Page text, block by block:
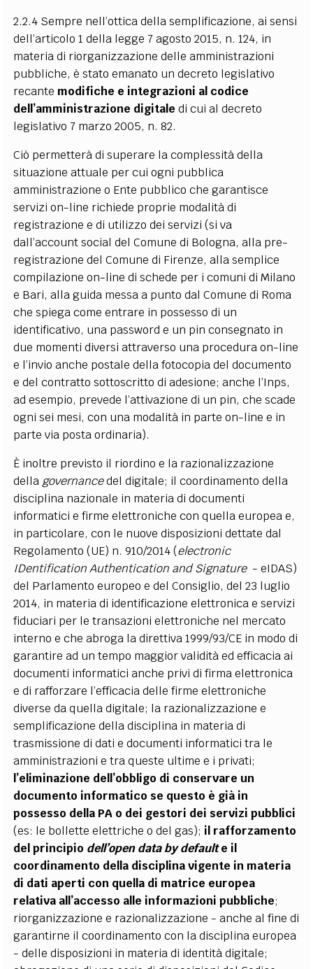
2.2.4 Sempre nell’ottica della semplificazione, ai sensi
dell’articolo 1 della legge 7 agosto 2015, n. 124, in
materia di riorganizzazione delle amministrazioni
pubbliche, è stato emanato un decreto legislativo
recante modifiche e integrazioni al codice
dell’amministrazione digitale di cui al decreto
legislativo 7 marzo 2005, n. 82.
Ciò permetterà di superare la complessità della
situazione attuale per cui ogni pubblica
amministrazione o Ente pubblico che garantisce
servizi on-line richiede proprie modalità di
registrazione e di utilizzo dei servizi (si va
dall’account social del Comune di Bologna, alla pre-
registrazione del Comune di Firenze, alla semplice
compilazione on-line di schede per i comuni di Milano
e Bari, alla guida messa a punto dal Comune di Roma
che spiega come entrare in possesso di un
identificativo, una password e un pin consegnato in
due momenti diversi attraverso una procedura on-line
e l’invio anche postale della fotocopia del documento
e del contratto sottoscritto di adesione; anche l’Inps,
ad esempio, prevede l’attivazione di un pin, che scade
ogni sei mesi, con una modalità in parte on-line e in
parte via posta ordinaria).
È inoltre previsto il riordino e la razionalizzazione
della governancedel digitale; il coordinamento della
disciplina nazionale in materia di documenti
informatici e firme elettroniche con quella europea e,
in particolare, con le nuove disposizioni dettate dal
Regolamento (UE) n. 910/2014 (electronic
IDentification Authentication and Signature­ - eIDAS)
del Parlamento europeo e del Consiglio, del 23 luglio
2014, in materia di identificazione elettronica e servizi
fiduciari per le transazioni elettroniche nel mercato
interno e che abroga la direttiva 1999/93/CE in modo di
garantire ad un tempo maggior validità ed efficacia ai
documenti informatici anche privi di firma elettronica
e di rafforzare l’efficacia delle firme elettroniche
diverse da quella digitale; la razionalizzazione e
semplificazione della disciplina in materia di
trasmissione di dati e documenti informatici tra le
amministrazioni e tra queste ultime e i privati;
l’eliminazione dell’obbligo di conservare un
documento informatico se questo è già in
possesso della PA o dei gestori dei servizi pubblici
(es: le bollette elettriche o del gas); il rafforzamento
del principio dell’open data by defaulte il
coordinamento della disciplina vigente in materia
di dati aperti con quella di matrice europea
relativa all’accesso alle informazioni pubbliche;
riorganizzazione e razionalizzazione - anche al fine di
garantirne il coordinamento con la disciplina europea
- delle disposizioni in materia di identità digitale;